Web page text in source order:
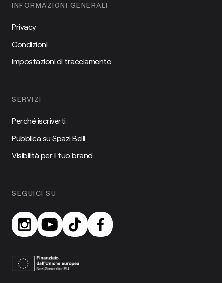
INFORMAZIONI GENERALI
Privacy
Condizioni
Impostazioni di tracciamento
SERVIZI
Perché iscriverti
Pubblica su Spazi Belli
Visibilità per il tuo brand
SEGUICI SU